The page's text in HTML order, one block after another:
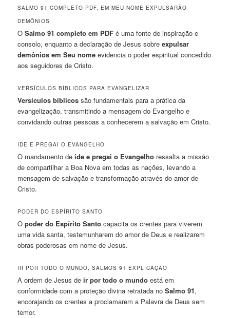
SALMO 91 COMPLETO PDF, EM MEU NOME EXPULSARÃO
DEMÔNIOS
OSalmo 91 completo em PDF é uma fonte de inspiração e
consolo, enquanto a declaração de Jesus sobreexpulsar
demônios em Seu nome evidencia o poder espiritual concedido
aos seguidores de Cristo.
VERSÍCULOS BÍBLICOS PARA EVANGELIZAR
Versículos bíblicos são fundamentais para a prática da
evangelização, transmitindo a mensagem do Evangelho e
convidando outras pessoas a conhecerem a salvação em Cristo.
IDE E PREGAI O EVANGELHO
O mandamento deide e pregai o Evangelho ressalta a missão
de compartilhar a Boa Nova em todas as nações, levando a
mensagem de salvação e transformação através do amor de
Cristo.
PODER DO ESPÍRITO SANTO
Opoder do Espírito Santo capacita os crentes para viverem
uma vida santa, testemunharem do amor de Deus e realizarem
obras poderosas em nome de Jesus.
IR POR TODO O MUNDO, SALMOS 91 EXPLICAÇÃO
A ordem de Jesus deir por todo o mundo está em
conformidade com a proteção divina retratada noSalmo 91,
encorajando os crentes a proclamarem a Palavra de Deus sem
temor.